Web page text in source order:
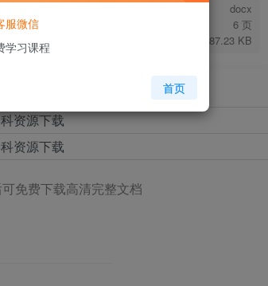
docx
6 页
87.23 KB
免费下载高清完整文档
服微信
学习课程
首页